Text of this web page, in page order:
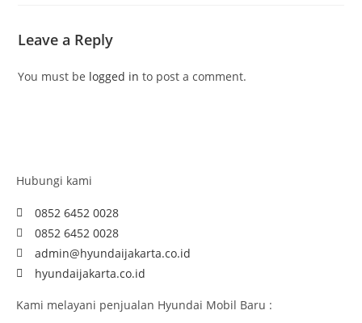
Leave a Reply
You must be logged in to post a comment.
Hubungi kami
0852 6452 0028
0852 6452 0028
admin@hyundaijakarta.co.id
hyundaijakarta.co.id
Kami melayani penjualan Hyundai Mobil Baru :